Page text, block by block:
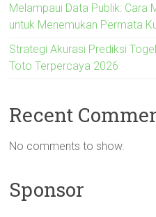
Melampaui Data Publik: Cara
untuk Menemukan Permata
Strategi Akurasi Prediksi
Toto Terpercaya 2026
Recent
No comments to show.
Sponsor